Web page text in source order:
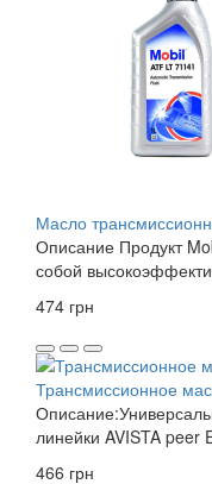
Масло
Описание Продукт
собой
474 грн
Трансмиссионное
линейки AVISTA peer
466 грн